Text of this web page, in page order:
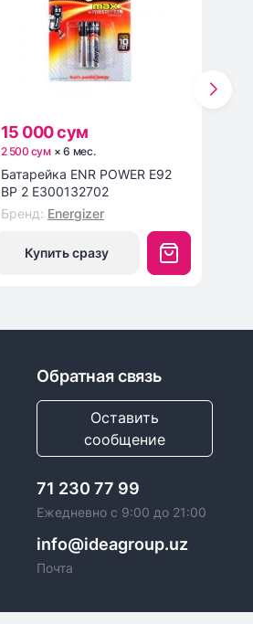
15 000 сум
2 500 сум ×6 мес.
Батарейка ENR POWER E92
BP 2 E300132702
Бренд: Energizer
Купить сразу
Обратная связь
Оставить
сообщение
71 230 77 99
Ежедневно с 9:00 до 21:00
info@ideagroup.uz
Почта